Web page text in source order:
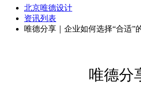
北京唯德设计
资讯列表
唯德分享｜企业如何选择“合适”
唯德分